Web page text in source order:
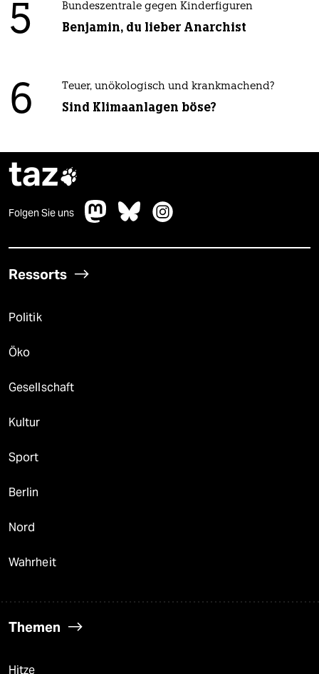
5 Bundeszentrale gegen Kinderfiguren
Benjamin, du lieber Anarchist
6 Teuer, unökologisch und krankmachend?
Sind Klimaanlagen böse?
taz
Folgen Sie uns
Ressorts
Politik
Öko
Gesellschaft
Kultur
Sport
Berlin
Nord
Wahrheit
Themen
Hitze